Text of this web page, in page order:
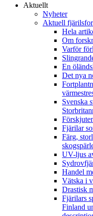
Aktuellt
Nyheter
Aktuell
Hela
Om
Varför
En
Det nya
Svenska
Fjärilar
Färg,
UV-ljus
Handel
Vätska i
Drastisk
Fjärilars
Finland